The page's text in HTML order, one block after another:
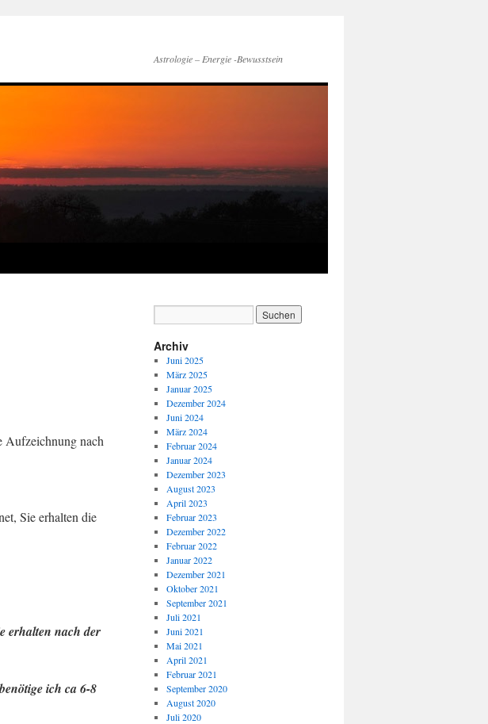
Astrologie – Energie -Bewusstsein
Aufzeichnung nach
Sie erhalten die
erhalten nach der
ich ca 6-8
Archiv
Juni 2025
März 2025
Januar 2025
Dezember 2024
Juni 2024
März 2024
Februar 2024
Januar 2024
Dezember 2023
August 2023
April 2023
Februar 2023
Dezember 2022
Februar 2022
Januar 2022
Dezember 2021
Oktober 2021
September 2021
Juli 2021
Juni 2021
Mai 2021
April 2021
Februar 2021
September 2020
August 2020
Juli 2020